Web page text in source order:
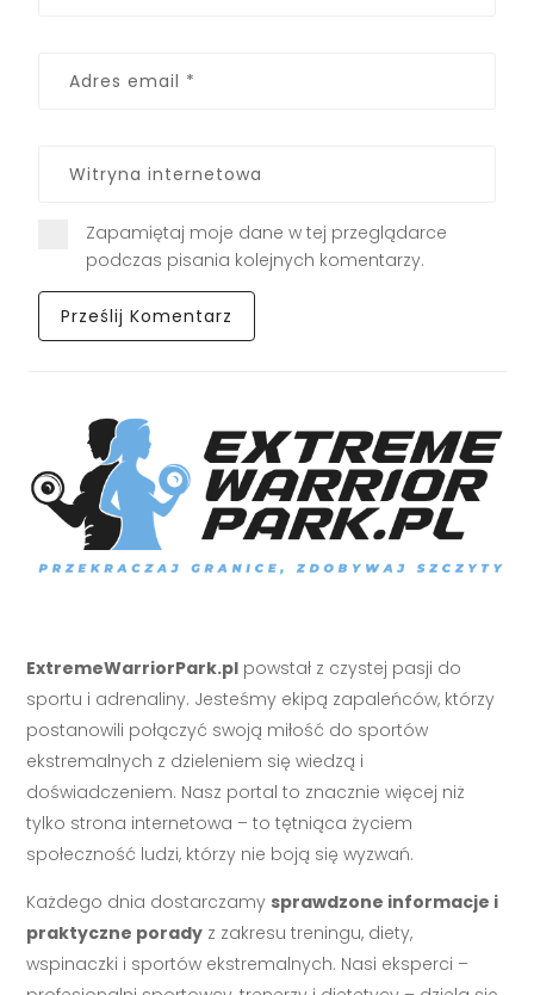
Zapamiętaj moje dane w tej przeglądarce
podczas pisania kolejnych komentarzy.
ExtremeWarriorPark.pl powstał z czystej pasji do
sportu i adrenaliny. Jesteśmy ekipą zapaleńców, którzy
postanowili połączyć swoją miłość do sportów
ekstremalnych z dzieleniem się wiedzą i
doświadczeniem. Nasz portal to znacznie więcej niż
tylko strona internetowa – to tętniąca życiem
społeczność ludzi, którzy nie boją się wyzwań.
Każdego dnia dostarczamy sprawdzone informacje i
praktyczne porady z zakresu treningu, diety,
wspinaczki i sportów ekstremalnych. Nasi eksperci –